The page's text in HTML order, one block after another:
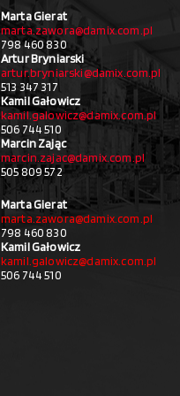
Marta Gierat
marta.zawora@damix.com.pl
798 460 830
Artur Bryniarski
artur.bryniarski@damix.com.pl
513 347 317
Kamil Gałowicz
kamil.galowicz@damix.com.pl
506 744 510
Marcin Zając
marcin.zajac@damix.com.pl
505 809 572
Marta Gierat
marta.zawora@damix.com.pl
798 460 830
Kamil Gałowicz
kamil.galowicz@damix.com.pl
506 744 510